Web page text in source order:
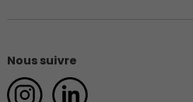
Nous suivre